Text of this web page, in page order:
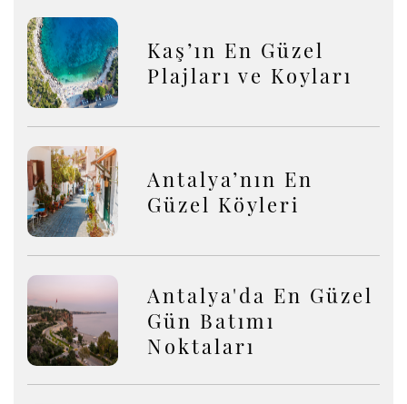
Kaş’ın En Güzel
Plajları ve Koyları
Antalya’nın En
Güzel Köyleri
Antalya'da En Güzel
Gün Batımı
Noktaları